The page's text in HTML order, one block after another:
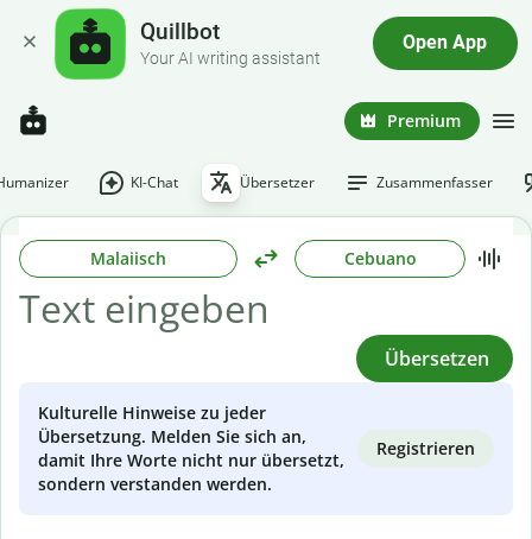
Quillbot
Your AI writing assistant
Open App
Premium
KI-Chat Übersetzer Zusammenfasser
Malaiisch Cebuano
Übersetzen
Kulturelle Hinweise zu jeder
Übersetzung. Melden Sie sich an,
damit Ihre Worte nicht nur übersetzt,
sondern verstanden werden.
Registrieren